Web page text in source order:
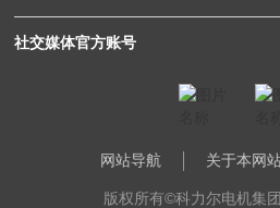
社交媒体官方账号
网站导航 关于本网
版权所有©科力尔电机集